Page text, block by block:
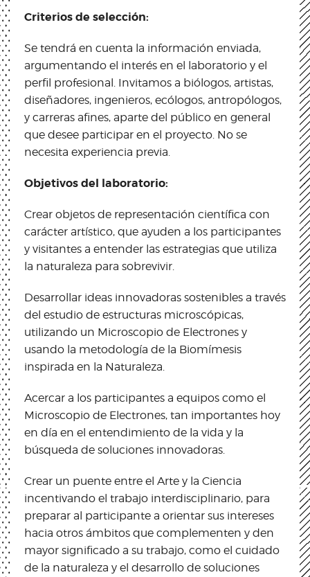
Criterios de selección:
Se tendrá en cuenta la información enviada,
argumentando el interés en el laboratorio y el
perfil profesional. Invitamos a biólogos, artistas,
diseñadores, ingenieros, ecólogos, antropólogos,
y carreras afines, aparte del público en general
que desee participar en el proyecto. No se
necesita experiencia previa.
Objetivos del laboratorio:
Crear objetos de representación científica con
carácter artístico, que ayuden a los participantes
y visitantes a entender las estrategias que utiliza
la naturaleza para sobrevivir.
Desarrollar ideas innovadoras sostenibles a través
del estudio de estructuras microscópicas,
utilizando un Microscopio de Electrones y
usando la metodología de la Biomímesis
inspirada en la Naturaleza.
Acercar a los participantes a equipos como el
Microscopio de Electrones, tan importantes hoy
en día en el entendimiento de la vida y la
búsqueda de soluciones innovadoras.
Crear un puente entre el Arte y la Ciencia
incentivando el trabajo interdisciplinario, para
preparar al participante a orientar sus intereses
hacia otros ámbitos que complementen y den
mayor significado a su trabajo, como el cuidado
de la naturaleza y el desarrollo de soluciones